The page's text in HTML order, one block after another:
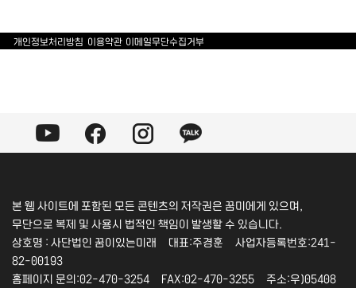
개인정보처리방침 이용약관 이메일무단수집거부
본 웹 사이트에 포함된 모든 콘텐츠의 저작권은 꿈미에게 있으며,
무단으로 복제 및 사용시 법적인 책임이 발생할 수 있습니다.
상호명 : 사단법인 꿈이있는미래 대표:주경훈 사업자등록번호:241-
82-00193
홈페이지 문의:02-470-3254 FAX:02-470-3255 주소:우)05408